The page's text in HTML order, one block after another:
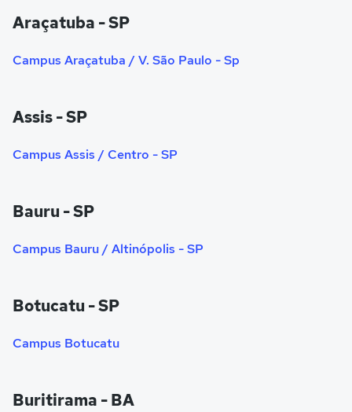
Araçatuba - SP
Campus Araçatuba / V. São Paulo - Sp
Assis - SP
Campus Assis / Centro - SP
Bauru - SP
Campus Bauru / Altinópolis - SP
Botucatu - SP
Campus Botucatu
Buritirama - BA